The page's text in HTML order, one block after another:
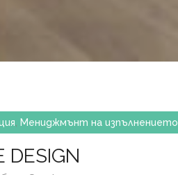
Мениджмънт на изпълнението
DESIGN